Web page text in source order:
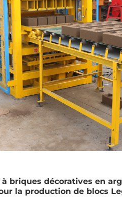
briques décoratives en
la production de blocs